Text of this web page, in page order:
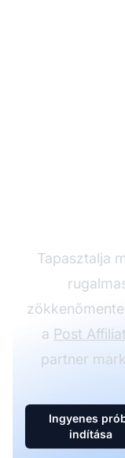
Tapasztalja
a Post
partner
Ingyenes
indítása